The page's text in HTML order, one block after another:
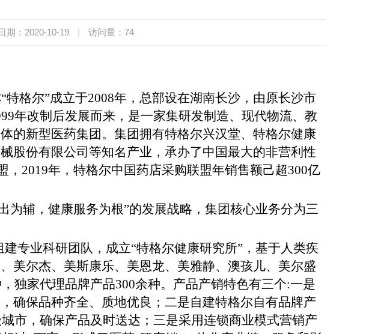
期：2020-10-19 | 访问量： 74
“特格尔”成立于2008年，总部设在湖南长沙，由原长沙市
年改制后发展而来，是一家集研发制造、现代物流、教
的新型医药集团 。集团拥有特格尔兴汉堂、特格尔健康
股份有限公司 等知名产业，承办了中国最大的非营利性
，2019年，特格尔中国药店采购联盟年销售额己超300亿
为辅，健康服务为根”的发展战略，集团核心业务分为三
专业科研团队，成立“特格尔健康研究所”，基于人类疾
美尔杰、美斯康乐、美恩龙、美雅静、澳孩儿、美尔盛
独家代理品牌产品300余种。产品产销特色有三个:一是
确保品种齐全、质地优良；二是自建特格尔自有品牌产
市，确保产品及时送达；三是采用连锁商业模式营销产